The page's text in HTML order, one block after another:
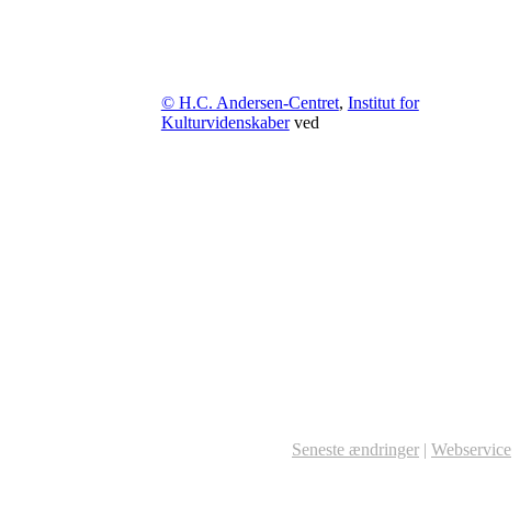
© H.C. Andersen-Centret, Institut for
Kulturvidenskaberved
Seneste ændringer | Webservice